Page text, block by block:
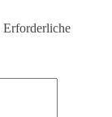
Erforderliche